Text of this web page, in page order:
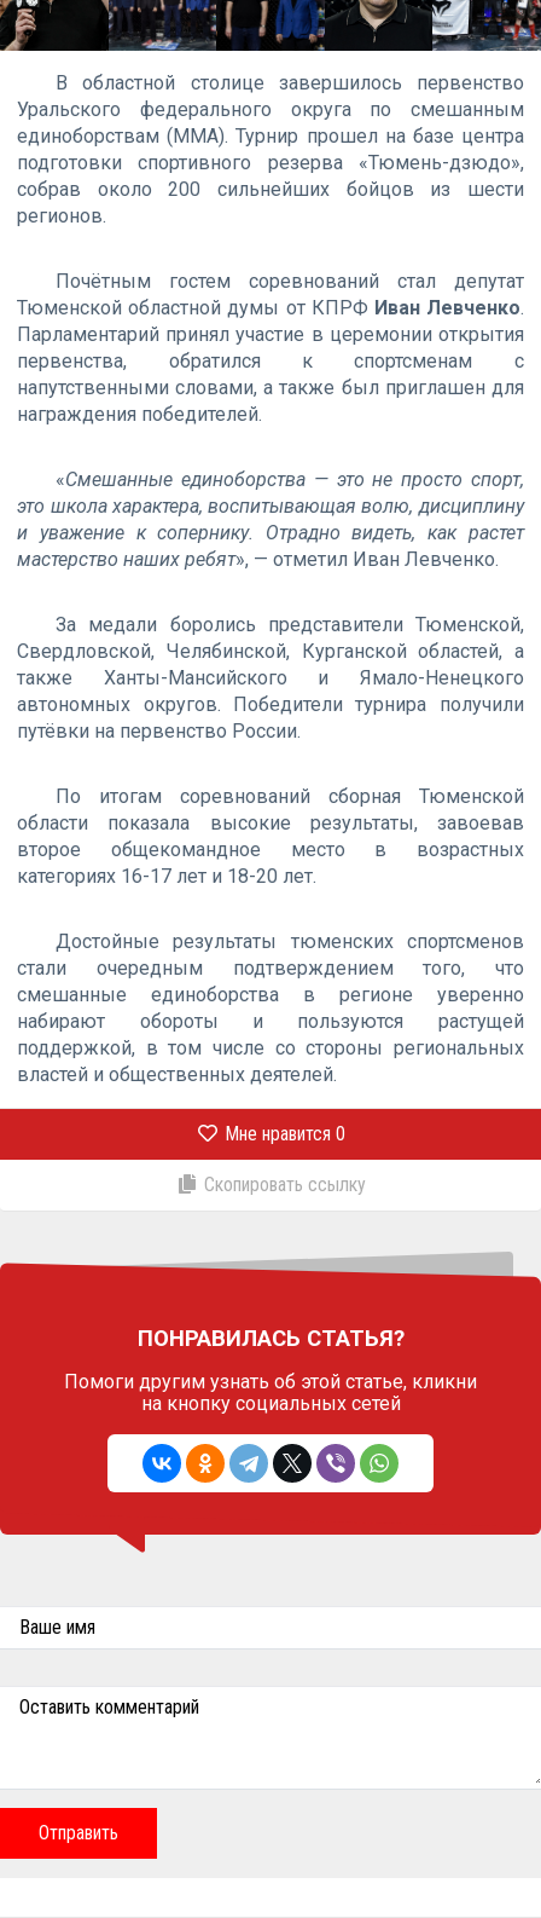
В областной столице завершилось первенство
Уральского федерального округа по смешанным
единоборствам (ММА). Турнир прошел на базе центра
подготовки спортивного резерва «Тюмень-дзюдо»,
собрав около 200 сильнейших бойцов из шести
регионов.
Почётным гостем соревнований стал депутат
Тюменской областной думы от КПРФ Иван Левченко.
Парламентарий принял участие в церемонии открытия
первенства, обратился к спортсменам с
напутственными словами, а также был приглашен для
награждения победителей.
«Смешанные единоборства — это не просто спорт,
это школа характера, воспитывающая волю, дисциплину
и уважение к сопернику. Отрадно видеть, как растет
мастерство наших ребят», — отметил Иван Левченко.
За медали боролись представители Тюменской,
Свердловской, Челябинской, Курганской областей, а
также Ханты-Мансийского и Ямало-Ненецкого
автономных округов. Победители турнира получили
путёвки на первенство России.
По итогам соревнований сборная Тюменской
области показала высокие результаты, завоевав
второе общекомандное место в возрастных
категориях 16-17 лет и 18-20 лет.
Достойные результаты тюменских спортсменов
стали очередным подтверждением того, что
смешанные единоборства в регионе уверенно
набирают обороты и пользуются растущей
поддержкой, в том числе со стороны региональных
властей и общественных деятелей.
Мне нравится 0
Скопировать ссылку
ПОНРАВИЛАСЬ СТАТЬЯ?
Помоги другим узнать об этой статье, кликни
на кнопку социальных сетей
Ваше имя
Оставить комментарий
Отправить